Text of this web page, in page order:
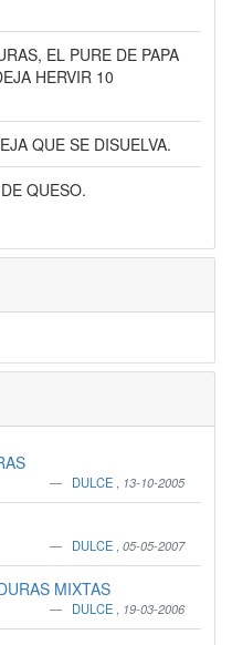
EL PURE DE PAPA
HERVIR 10
QUE SE DISUELVA.
QUESO.
DULCE 13-10-2005
DULCE 05-05-2007
MIXTAS
DULCE 19-03-2006